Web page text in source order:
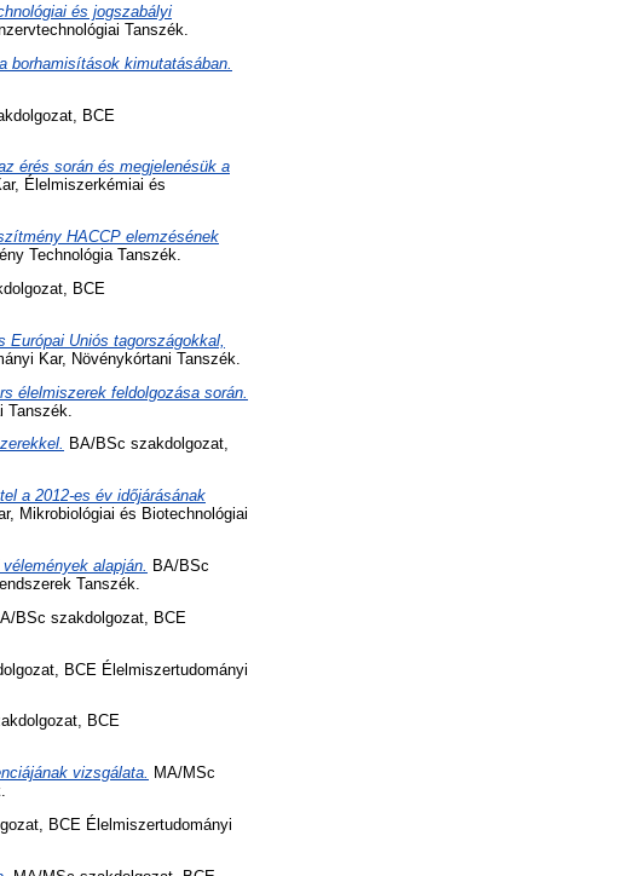
és jogszabályi
Tanszék.
borhamisítások kimutatásában.
BCE
érés során és megjelenésük a
Élelmiszerkémiai és
HACCP elemzésének
Technológia Tanszék.
BCE
Uniós tagországokkal,
Kar, Növénykórtani Tanszék.
élelmiszerek feldolgozása során.
BA/BSc szakdolgozat,
a 2012-es év időjárásának
Mikrobiológiai és Biotechnológiai
alapján.
BA/BSc
Tanszék.
BSc szakdolgozat, BCE
BCE Élelmiszertudományi
BCE
vizsgálata. MA/MSc
BCE Élelmiszertudományi